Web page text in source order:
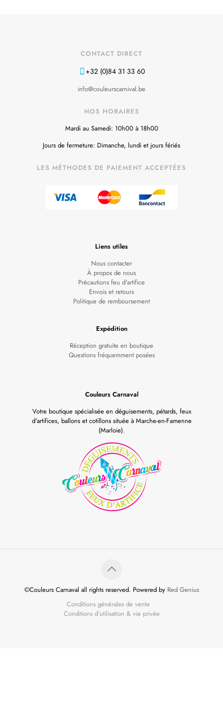
CONTACT DIRECT
+32 (0)84 31 33 60
info@couleurscarnival.be
NOS HORAIRES
Mardi au Samedi: 10h00 à 18h00
Jours de fermeture: Dimanche, lundi et jours fériés
LES MÉTHODES DE PAIEMENT ACCEPTÉES
Liens utiles
Nous contacter
À propos de nous
Précautions feu d'artifice
Envois et retours
Politique de remboursement
Expédition
Réception gratuite en boutique
Questions fréquemment posées
Couleurs Carnaval
Votre boutique spécialisée en déguisements, pétards, feux
d'artifices, ballons et cotillons située à Marche-en-Famenne
(Marloie).
©Couleurs Carnaval all rights reserved. Powered by Red Genius
Conditions générales de vente
Conditions d’utilisation & vie privée